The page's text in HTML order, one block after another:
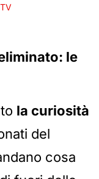
le
la curiosità
del
cosa